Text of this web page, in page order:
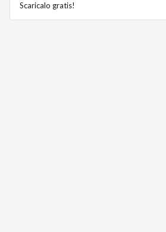
Scaricalo gratis!